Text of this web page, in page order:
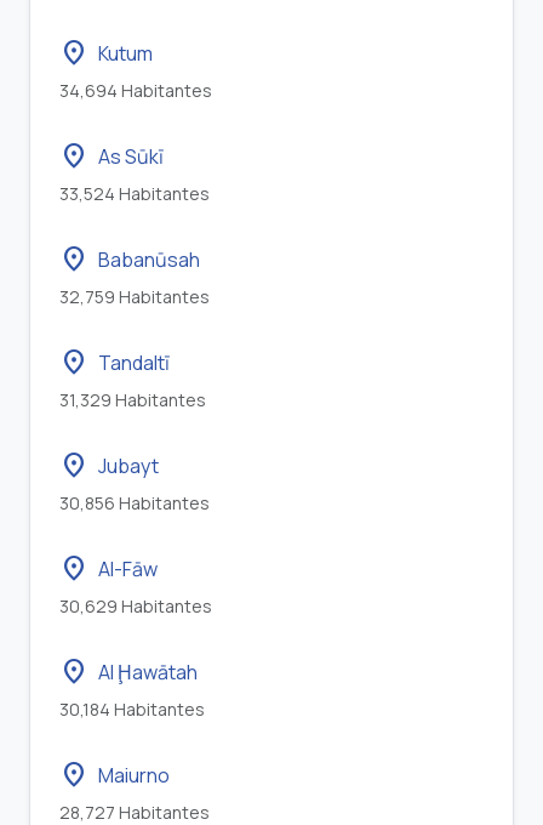
location_on Kutum
34,694 Habitantes
location_on As Sūkī
33,524 Habitantes
location_on Babanūsah
32,759 Habitantes
location_on Tandaltī
31,329 Habitantes
location_on Jubayt
30,856 Habitantes
location_on Al-Fāw
30,629 Habitantes
location_on Al Ḩawātah
30,184 Habitantes
location_on Maiurno
28,727 Habitantes